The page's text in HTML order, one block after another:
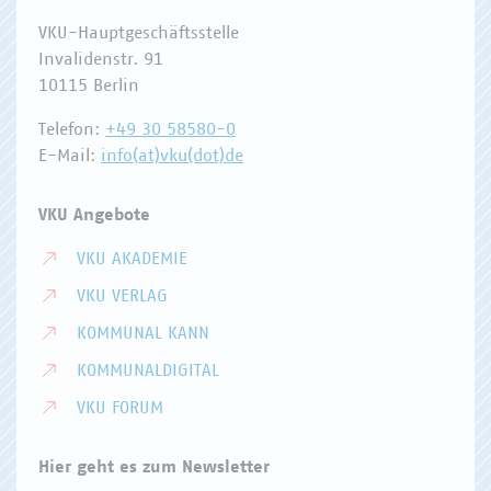
VKU-Hauptgeschäftsstelle
Invalidenstr. 91
10115 Berlin
Telefon: +49 30 58580-0
E-Mail: info(at)vku(dot)de
VKU Angebote
VKU AKADEMIE
VKU VERLAG
KOMMUNAL KANN
KOMMUNALDIGITAL
VKU FORUM
Hier geht es zum Newsletter